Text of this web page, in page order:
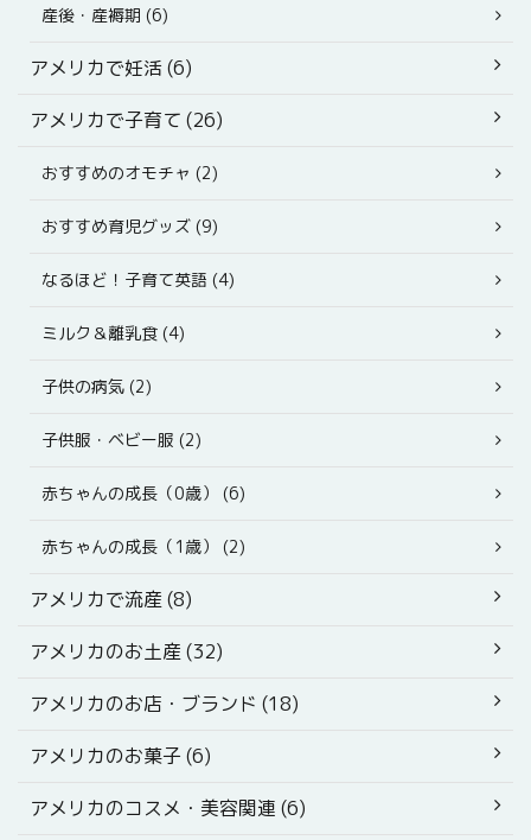
産後・産褥期 (6)
アメリカで妊活 (6)
アメリカで子育て (26)
おすすめのオモチャ (2)
おすすめ育児グッズ (9)
なるほど！子育て英語 (4)
ミルク＆離乳食 (4)
子供の病気 (2)
子供服・ベビー服 (2)
赤ちゃんの成長（0歳） (6)
赤ちゃんの成長（1歳） (2)
アメリカで流産 (8)
アメリカのお土産 (32)
アメリカのお店・ブランド (18)
アメリカのお菓子 (6)
アメリカのコスメ・美容関連 (6)